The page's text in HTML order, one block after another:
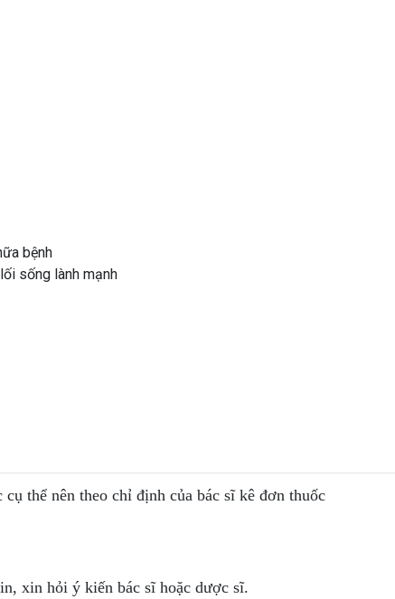
bệnh
sống lành mạnh
thể nên theo chỉ định của bác sĩ kê đơn thuốc
xin hỏi ý kiến bác sĩ hoặc dược sĩ.